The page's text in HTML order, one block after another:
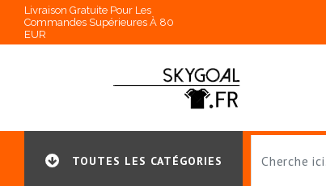
Livraison Gratuite Pour Les
Commandes Supérieures À 80
EUR
TOUTES LES CATÉGORIES